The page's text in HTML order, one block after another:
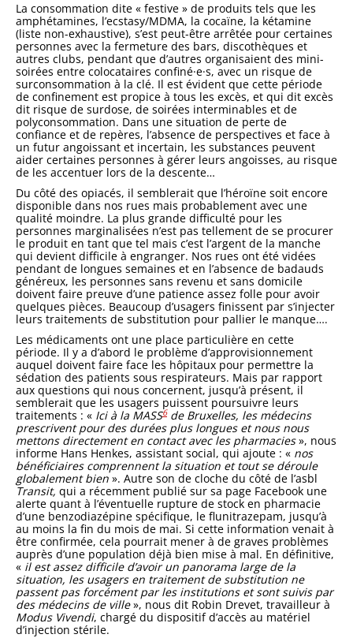
La consommation dite « festive » de produits tels que les
amphétamines, l’ecstasy/MDMA, la cocaïne, la kétamine
(liste non-exhaustive), s’est peut-être arrêtée pour certaines
personnes avec la fermeture des bars, discothèques et
autres clubs, pendant que d’autres organisaient des mini-
soirées entre colocataires confiné·e·s, avec un risque de
surconsommation à la clé. Il est évident que cette période
de confinement est propice à tous les excès, et qui dit excès
dit risque de surdose, de soirées interminables et de
polyconsommation. Dans une situation de perte de
confiance et de repères, l’absence de perspectives et face à
un futur angoissant et incertain, les substances peuvent
aider certaines personnes à gérer leurs angoisses, au risque
de les accentuer lors de la descente…
Du côté des opiacés, il semblerait que l’héroïne soit encore
disponible dans nos rues mais probablement avec une
qualité moindre. La plus grande difficulté pour les
personnes marginalisées n’est pas tellement de se procurer
le produit en tant que tel mais c’est l’argent de la manche
qui devient difficile à engranger. Nos rues ont été vidées
pendant de longues semaines et en l’absence de badauds
généreux, les personnes sans revenu et sans domicile
doivent faire preuve d’une patience assez folle pour avoir
quelques pièces. Beaucoup d’usagers finissent par s’injecter
leurs traitements de substitution pour pallier le manque….
Les médicaments ont une place particulière en cette
période. Il y a d’abord le problème d’approvisionnement
auquel doivent faire face les hôpitaux pour permettre la
sédation des patients sous respirateurs. Mais par rapport
aux questions qui nous concernent, jusqu’à présent, il
semblerait que les usagers puissent poursuivre leurs
traitements : « Ici à la MASS6de Bruxelles, les médecins
prescrivent pour des durées plus longues et nous nous
mettons directement en contact avec les pharmacies», nous
informe Hans Henkes, assistant social, qui ajoute : « nos
bénéficiaires comprennent la situation et tout se déroule
globalement bien». Autre son de cloche du côté de l’asbl
Transit, qui a récemment publié sur sa page Facebook une
alerte quant à l’éventuelle rupture de stock en pharmacie
d’une benzodiazépine spécifique, le flunitrazepam, jusqu’à
au moins la fin du mois de mai. Si cette information venait à
être confirmée, cela pourrait mener à de graves problèmes
auprès d’une population déjà bien mise à mal. En définitive,
« il est assez difficile d’avoir un panorama large de la
situation, les usagers en traitement de substitution ne
passent pas forcément par les institutions et sont suivis par
des médecins de ville», nous dit Robin Drevet, travailleur à
Modus Vivendi, chargé du dispositif d’accès au matériel
d’injection stérile.